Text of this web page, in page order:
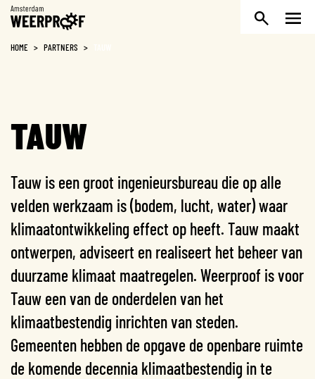
Weerproof
HOME > PARTNERS >
TAUW
Tauw is een groot ingenieursbureau die op alle
velden werkzaam is (bodem, lucht, water) waar
klimaatontwikkeling effect op heeft. Tauw maakt
ontwerpen, adviseert en realiseert het beheer van
duurzame klimaat maatregelen. Weerproof is voor
Tauw een van de onderdelen van het
klimaatbestendig inrichten van steden.
Gemeenten hebben de opgave de openbare ruimte
de komende decennia klimaatbestendig in te